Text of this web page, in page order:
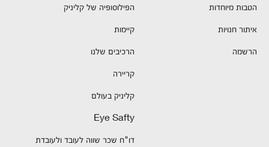
הטבות מיוחדות
איתור חנויות
הרשמה
הפילוסופיה של קליניק
קיימות
הרכיבים שלנו
קריירה
קליניק בעולם
Eye Safty
דו"ח שכר שווה לעובד ולעובדת